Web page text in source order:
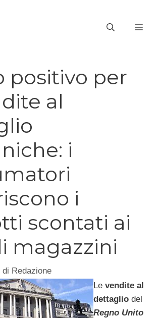
positivo per
al
i
i
scontati ai
magazzini
di Redazione
Le vendite al
dettaglio del
Regno Unito